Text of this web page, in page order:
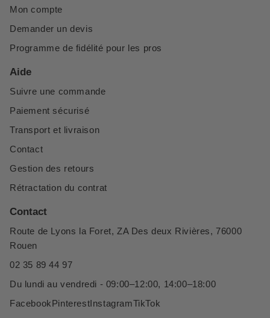
Mon compte
Demander un devis
Programme de fidélité pour les pros
Aide
Suivre une commande
Paiement sécurisé
Transport et livraison
Contact
Gestion des retours
Rétractation du contrat
Contact
Route de Lyons la Foret, ZA Des deux Rivières, 76000
Rouen
02 35 89 44 97
Du lundi au vendredi - 09:00–12:00, 14:00–18:00
FacebookPinterestInstagramTikTok